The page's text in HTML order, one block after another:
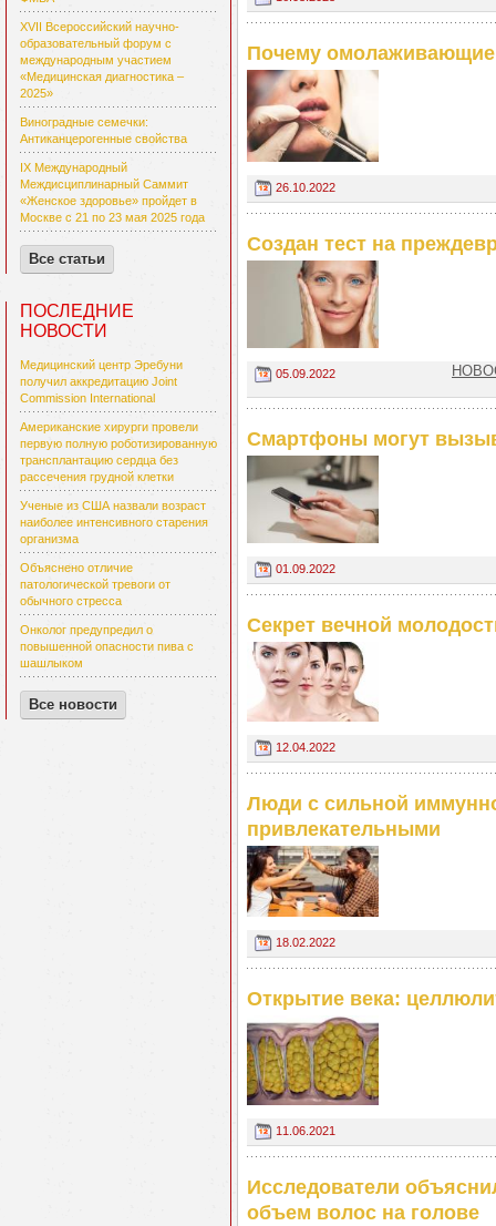
XVII Всероссийский научно-
образовательный форум с
международным участием
«Медицинская диагностика –
2025»
Виноградные семечки:
Антиканцерогенные свойства
IX Международный
Междисциплинарный Саммит
«Женское здоровье» пройдет в
Москве с 21 по 23 мая 2025 года
Все статьи
ПОСЛЕДНИЕ
НОВОСТИ
Медицинский центр Эребуни
получил аккредитацию Joint
Commission International
Американские хирурги провели
первую полную роботизированную
трансплантацию сердца без
рассечения грудной клетки
Ученые из США назвали возраст
наиболее интенсивного старения
организма
Объяснено отличие
патологической тревоги от
обычного стресса
Онколог предупредил о
повышенной опасности пива с
шашлыком
Все новости
Почему омолаживающие
26.10.2022
Создан тест на
05.09.2022
Смартфоны могут
01.09.2022
Секрет вечной
12.04.2022
Люди с сильной
привлекательными
18.02.2022
Открытие века:
11.06.2021
Исследователи
объем волос на голове